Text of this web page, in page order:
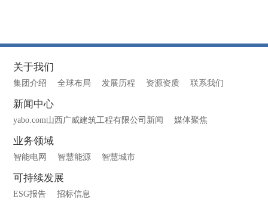
关于我们
集团介绍 全球布局 发展历程 资源资质 联系我们
新闻中心
yabo.com山西广威建筑工程有限公司新闻 媒体聚焦
业务领域
智能电网 智慧能源 智慧城市
可持续发展
ESG报告 招标信息